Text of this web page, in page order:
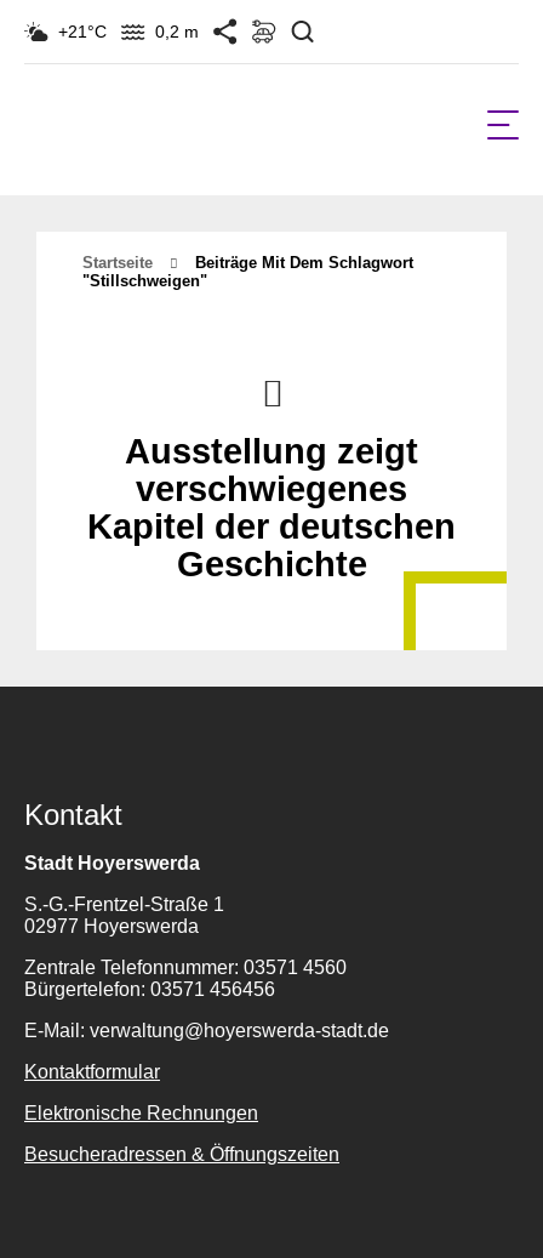
+21°C 0,2 m
Startseite
Beiträge Mit Dem Schlagwort
"stillschweigen"
Ausstellung zeigt
verschwiegenes
Kapitel der deutschen
Geschichte
Kontakt
Stadt Hoyerswerda
S.-G.-Frentzel-Straße 1
02977 Hoyerswerda
Zentrale Telefonnummer: 03571 4560
Bürgertelefon: 03571 456456
E-Mail: verwaltung@hoyerswerda-stadt.de
Kontaktformular
Elektronische Rechnungen
Besucheradressen & Öffnungszeiten